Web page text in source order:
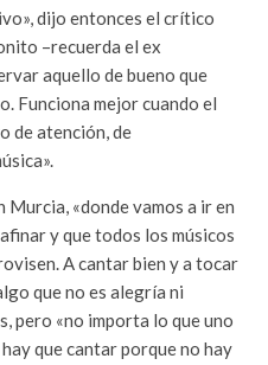
dijo entonces el crítico
–recuerda el ex
aquello de bueno que
Funciona mejor cuando el
de atención, de
«donde vamos a ir en
y que todos los músicos
A cantar bien y a tocar
que no es alegría ni
pero «no importa lo que uno
que cantar porque no hay